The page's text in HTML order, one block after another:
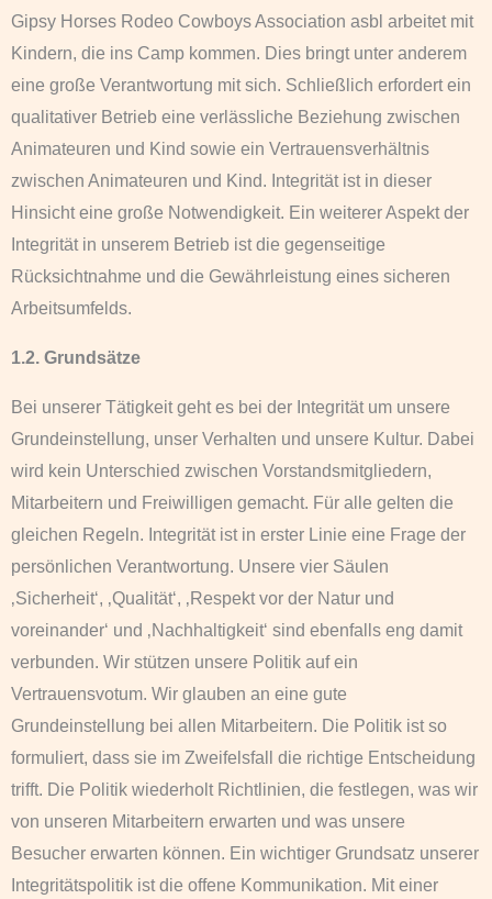
Gipsy Horses Rodeo Cowboys Association asbl arbeitet mit
Kindern, die ins Camp kommen. Dies bringt unter anderem
eine große Verantwortung mit sich. Schließlich erfordert ein
qualitativer Betrieb eine verlässliche Beziehung zwischen
Animateuren und Kind sowie ein Vertrauensverhältnis
zwischen Animateuren und Kind. Integrität ist in dieser
Hinsicht eine große Notwendigkeit. Ein weiterer Aspekt der
Integrität in unserem Betrieb ist die gegenseitige
Rücksichtnahme und die Gewährleistung eines sicheren
Arbeitsumfelds.
1.2. Grundsätze
Bei unserer Tätigkeit geht es bei der Integrität um unsere
Grundeinstellung, unser Verhalten und unsere Kultur. Dabei
wird kein Unterschied zwischen Vorstandsmitgliedern,
Mitarbeitern und Freiwilligen gemacht. Für alle gelten die
gleichen Regeln. Integrität ist in erster Linie eine Frage der
persönlichen Verantwortung. Unsere vier Säulen
‚Sicherheit‘, ‚Qualität‘, ‚Respekt vor der Natur und
voreinander‘ und ‚Nachhaltigkeit‘ sind ebenfalls eng damit
verbunden. Wir stützen unsere Politik auf ein
Vertrauensvotum. Wir glauben an eine gute
Grundeinstellung bei allen Mitarbeitern. Die Politik ist so
formuliert, dass sie im Zweifelsfall die richtige Entscheidung
trifft. Die Politik wiederholt Richtlinien, die festlegen, was wir
von unseren Mitarbeitern erwarten und was unsere
Besucher erwarten können. Ein wichtiger Grundsatz unserer
Integritätspolitik ist die offene Kommunikation. Mit einer